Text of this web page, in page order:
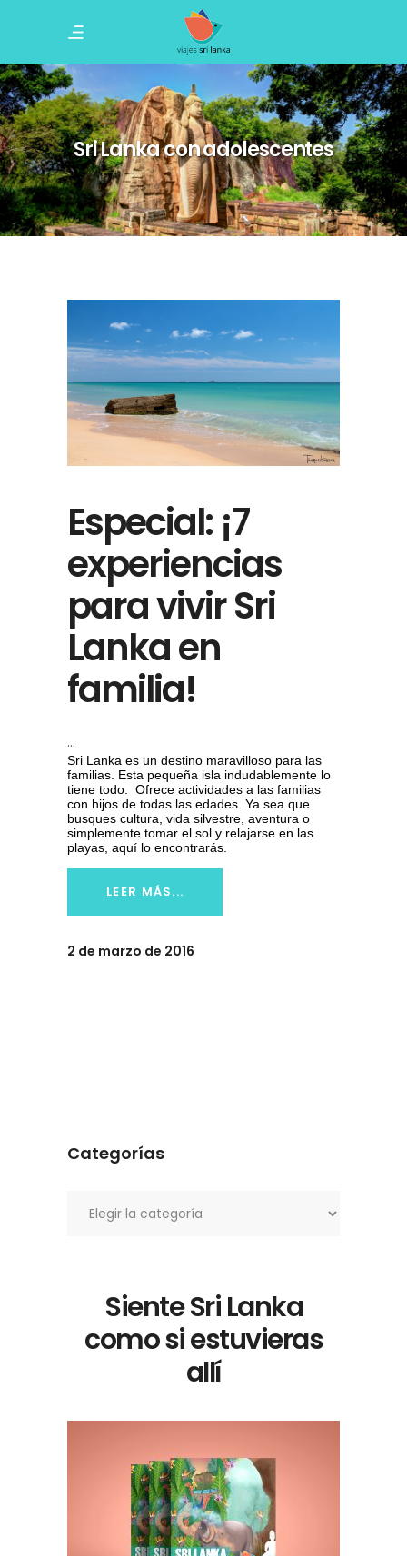
Sri Lanka con adolescentes
Especial: ¡7
experiencias
para vivir Sri
Lanka en
familia!
Sri Lanka es un destino maravilloso para las
familias. Esta pequeña isla indudablemente lo
tiene todo. Ofrece actividades a las familias
con hijos de todas las edades. Ya sea que
busques cultura, vida silvestre, aventura o
simplemente tomar el sol y relajarse en las
playas, aquí lo encontrarás.
LEER MÁS...
2 de marzo de 2016
Categorías
Siente Sri Lanka
como si estuvieras
allí